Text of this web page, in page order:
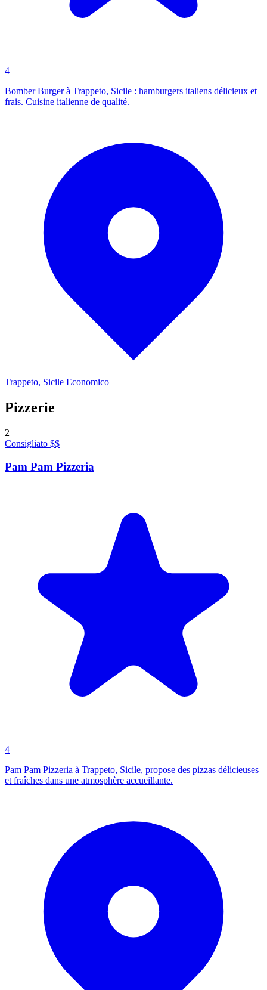
4
Bomber Burger à Trappeto, Sicile : hamburgers italiens délicieux et
frais. Cuisine italienne de qualité.
Trappeto, Sicile Economico
Pizzerie
2
Consigliato $$
Pam Pam Pizzeria
4
Pam Pam Pizzeria à Trappeto, Sicile, propose des pizzas délicieuses
et fraîches dans une atmosphère accueillante.